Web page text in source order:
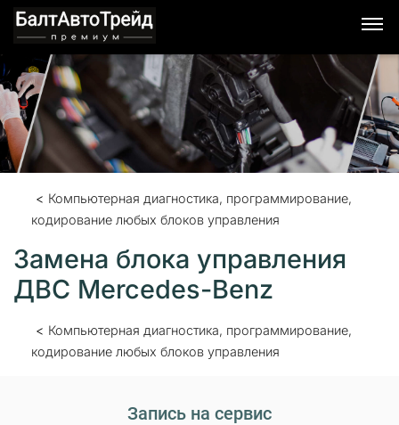
Компьютерная диагностика, программирование,
кодирование любых блоков управления
Замена блока управления
ДВС Mercedes-Benz
Компьютерная диагностика, программирование,
кодирование любых блоков управления
Запись на сервис
Я согласен с условиями обработки персональных
данных.